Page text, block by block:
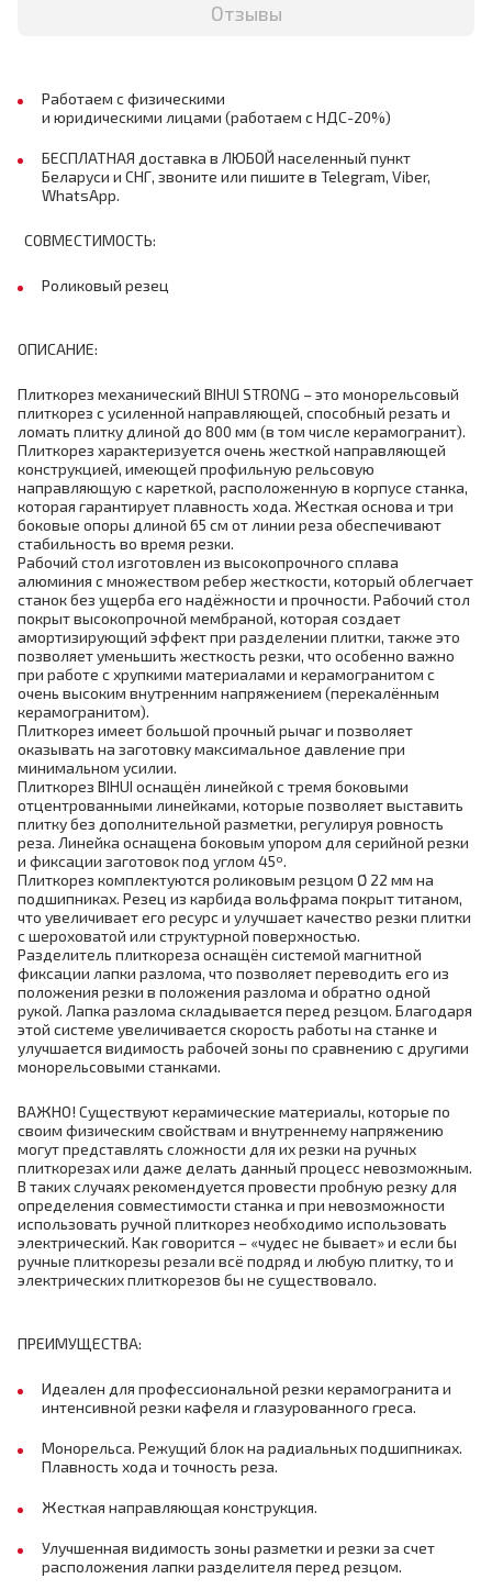
Отзывы
Работаем с физическими
и юридическими лицами (работаем с НДС-20%)
БЕСПЛАТНАЯ доставка в ЛЮБОЙ населенный пункт
Беларуси и СНГ, звоните или пишите в Telegram, Viber,
WhatsApp.
СОВМЕСТИМОСТЬ:
Роликовый резец
ОПИСАНИЕ:
Плиткорез механический BIHUI STRONG – это монорельсовый
плиткорез с усиленной направляющей, способный резать и
ломать плитку длиной до 800 мм (в том числе керамогранит).
Плиткорез характеризуется очень жесткой направляющей
конструкцией, имеющей профильную рельсовую
направляющую с кареткой, расположенную в корпусе станка,
которая гарантирует плавность хода. Жесткая основа и три
боковые опоры длиной 65 см от линии реза обеспечивают
стабильность во время резки.
Рабочий стол изготовлен из высокопрочного сплава
алюминия с множеством ребер жесткости, который облегчает
станок без ущерба его надёжности и прочности. Рабочий стол
покрыт высокопрочной мембраной, которая создает
амортизирующий эффект при разделении плитки, также это
позволяет уменьшить жесткость резки, что особенно важно
при работе с хрупкими материалами и керамогранитом с
очень высоким внутренним напряжением (перекалённым
керамогранитом).
Плиткорез имеет большой прочный рычаг и позволяет
оказывать на заготовку максимальное давление при
минимальном усилии.
Плиткорез BIHUI оснащён линейкой с тремя боковыми
отцентрованными линейками, которые позволяет выставить
плитку без дополнительной разметки, регулируя ровность
реза. Линейка оснащена боковым упором для серийной резки
и фиксации заготовок под углом 45º.
Плиткорез комплектуются роликовым резцом Ø 22 мм на
подшипниках. Резец из карбида вольфрама покрыт титаном,
что увеличивает его ресурс и улучшает качество резки плитки
с шероховатой или структурной поверхностью.
Разделитель плиткореза оснащён системой магнитной
фиксации лапки разлома, что позволяет переводить его из
положения резки в положения разлома и обратно одной
рукой. Лапка разлома складывается перед резцом. Благодаря
этой системе увеличивается скорость работы на станке и
улучшается видимость рабочей зоны по сравнению с другими
монорельсовыми станками.
ВАЖНО! Существуют керамические материалы, которые по
своим физическим свойствам и внутреннему напряжению
могут представлять сложности для их резки на ручных
плиткорезах или даже делать данный процесс невозможным.
В таких случаях рекомендуется провести пробную резку для
определения совместимости станка и при невозможности
использовать ручной плиткорез необходимо использовать
электрический. Как говорится – «чудес не бывает» и если бы
ручные плиткорезы резали всё подряд и любую плитку, то и
электрических плиткорезов бы не существовало.
ПРЕИМУЩЕСТВА:
Идеален для профессиональной резки керамогранита и
интенсивной резки кафеля и глазурованного греса.
Монорельса. Режущий блок на радиальных подшипниках.
Плавность хода и точность реза.
Жесткая направляющая конструкция.
Улучшенная видимость зоны разметки и резки за счет
расположения лапки разделителя перед резцом.